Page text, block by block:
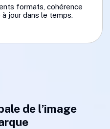
formats, cohérence
jour dans le temps.
de l’image